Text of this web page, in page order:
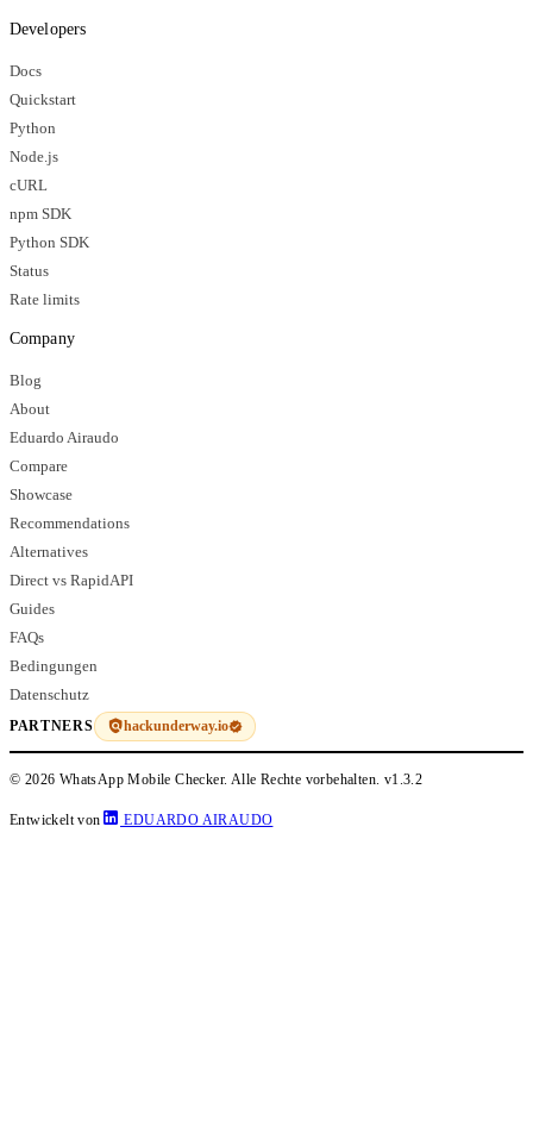
Developers
Docs
Quickstart
Python
Node.js
cURL
npm SDK
Python SDK
Status
Rate limits
Company
Blog
About
Eduardo Airaudo
Compare
Showcase
Recommendations
Alternatives
Direct vs RapidAPI
Guides
FAQs
Bedingungen
Datenschutz
PARTNERS hackunderway.io
© 2026 WhatsApp Mobile Checker. Alle Rechte vorbehalten. v1.3.2
Entwickelt von EDUARDO AIRAUDO